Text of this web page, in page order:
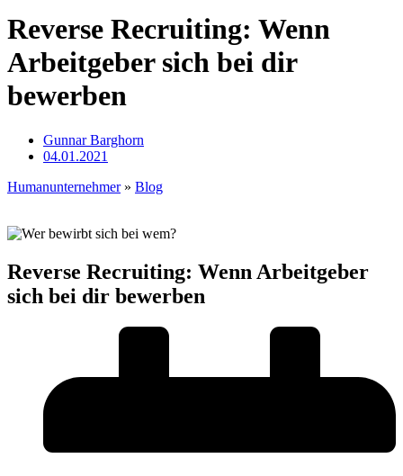
Reverse Recruiting: Wenn
Arbeitgeber sich bei dir
bewerben
Gunnar Barghorn
04.01.2021
Humanunternehmer» Blog
Reverse Recruiting: Wenn Arbeitgeber
sich bei dir bewerben